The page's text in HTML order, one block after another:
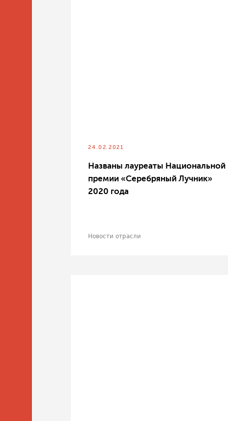
24.02.2021
Названы лауреаты Национальной
премии «Серебряный Лучник»
2020 года
Новости отрасли